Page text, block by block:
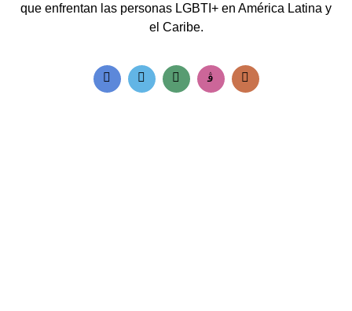
que enfrentan las personas LGBTI+ en América Latina y
el Caribe.